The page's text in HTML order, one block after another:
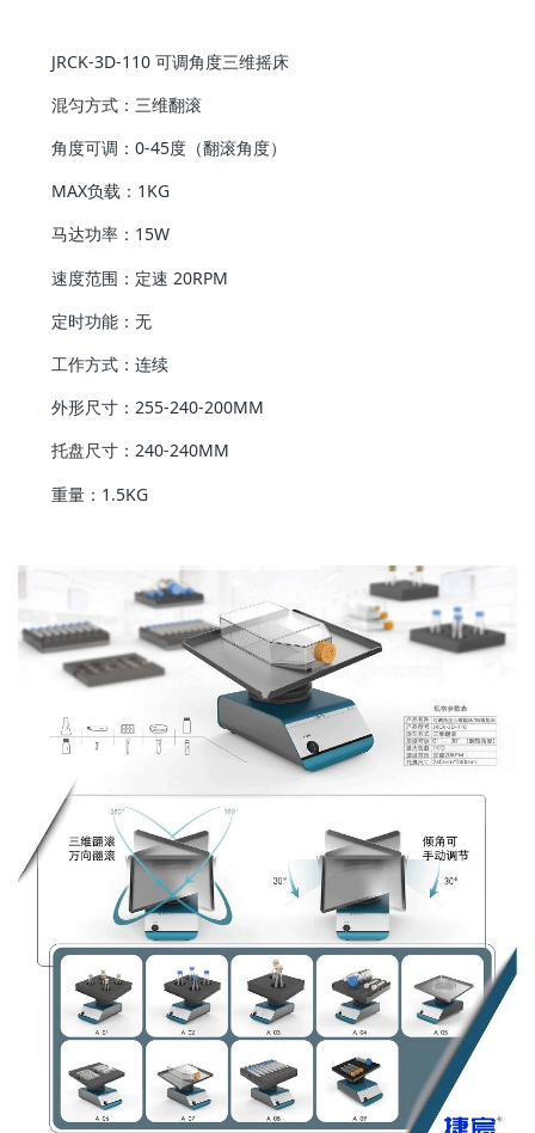
JRCK-3D-110 可调角度三维摇床
混匀方式：三维翻滚
角度可调：0-45度（翻滚角度）
MAX负载：1KG
马达功率：15W
速度范围：定速 20RPM
定时功能：无
工作方式：连续
外形尺寸：255-240-200MM
托盘尺寸：240-240MM
重量：1.5KG